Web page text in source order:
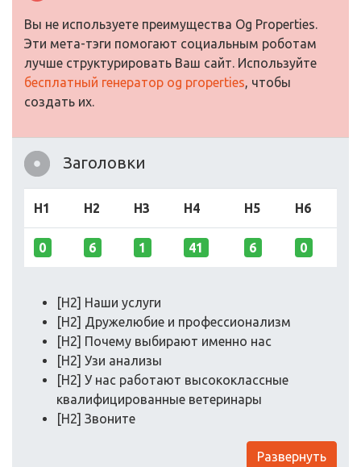
Вы не используете преимущества Og Properties.
Эти мета-тэги помогают социальным роботам
лучше структурировать Ваш сайт. Используйте
бесплатный генератор og properties, чтобы
создать их.
Заголовки
H1 H2 H3 H4 H5 H6
0 6 1 41 6 0
[H2] Наши услуги
[H2] Дружелюбие и профессионализм
[H2] Почему выбирают именно нас
[H2] Узи анализы
[H2] У нас работают высококлассные
квалифицированные ветеринары
[H2] Звоните
Развернуть